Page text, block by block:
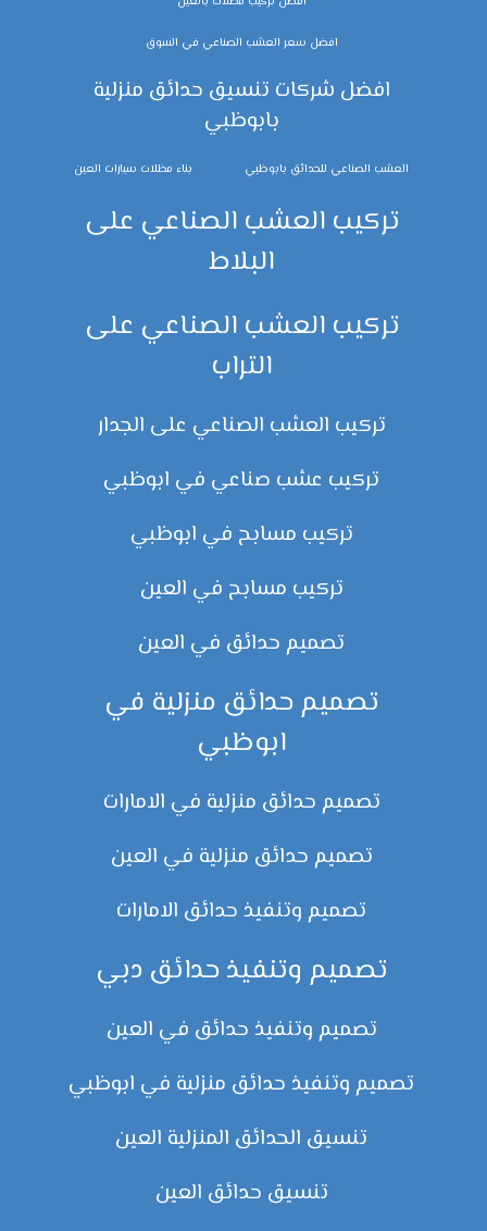
افضل سعر العشب الصناعي في السوق
افضل شركات تنسيق حدائق منزلية
بابوظبي
العشب الصناعي للحدائق بابوظبي بناء مظلات سيارات العين
تركيب العشب الصناعي على
البلاط
تركيب العشب الصناعي على
التراب
تركيب العشب الصناعي على الجدار
تركيب عشب صناعي في ابوظبي
تركيب مسابح في ابوظبي
تركيب مسابح في العين
تصميم حدائق في العين
تصميم حدائق منزلية في
ابوظبي
تصميم حدائق منزلية في الامارات
تصميم حدائق منزلية في العين
تصميم وتنفيذ حدائق الامارات
تصميم وتنفيذ حدائق دبي
تصميم وتنفيذ حدائق في العين
تصميم وتنفيذ حدائق منزلية في ابوظبي
تنسيق الحدائق المنزلية العين
تنسيق حدائق العين